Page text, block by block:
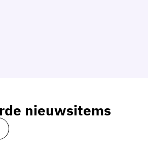
nieuwsitems